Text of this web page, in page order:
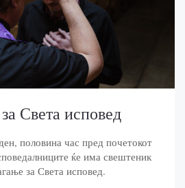
Света исповед
половина час пред почетокот
ќе има свештеник
за Света исповед.